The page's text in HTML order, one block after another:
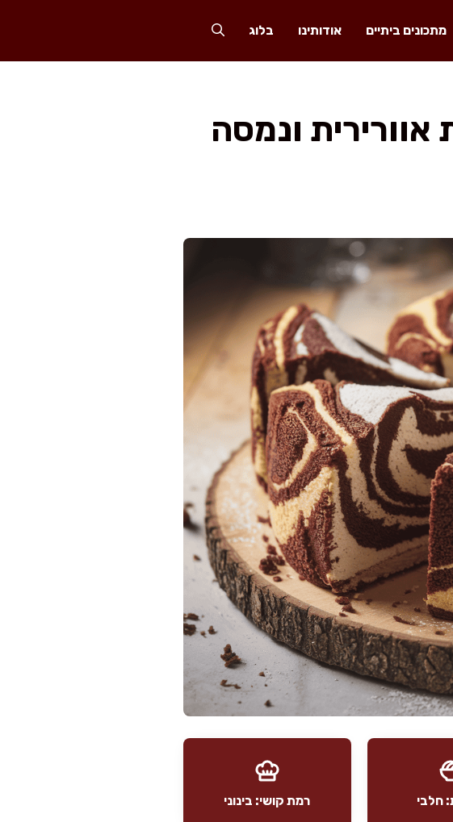
מתכונים ביתיים אודותינו בלוג
ונמסה
חלבי רמת קושי: בינוני